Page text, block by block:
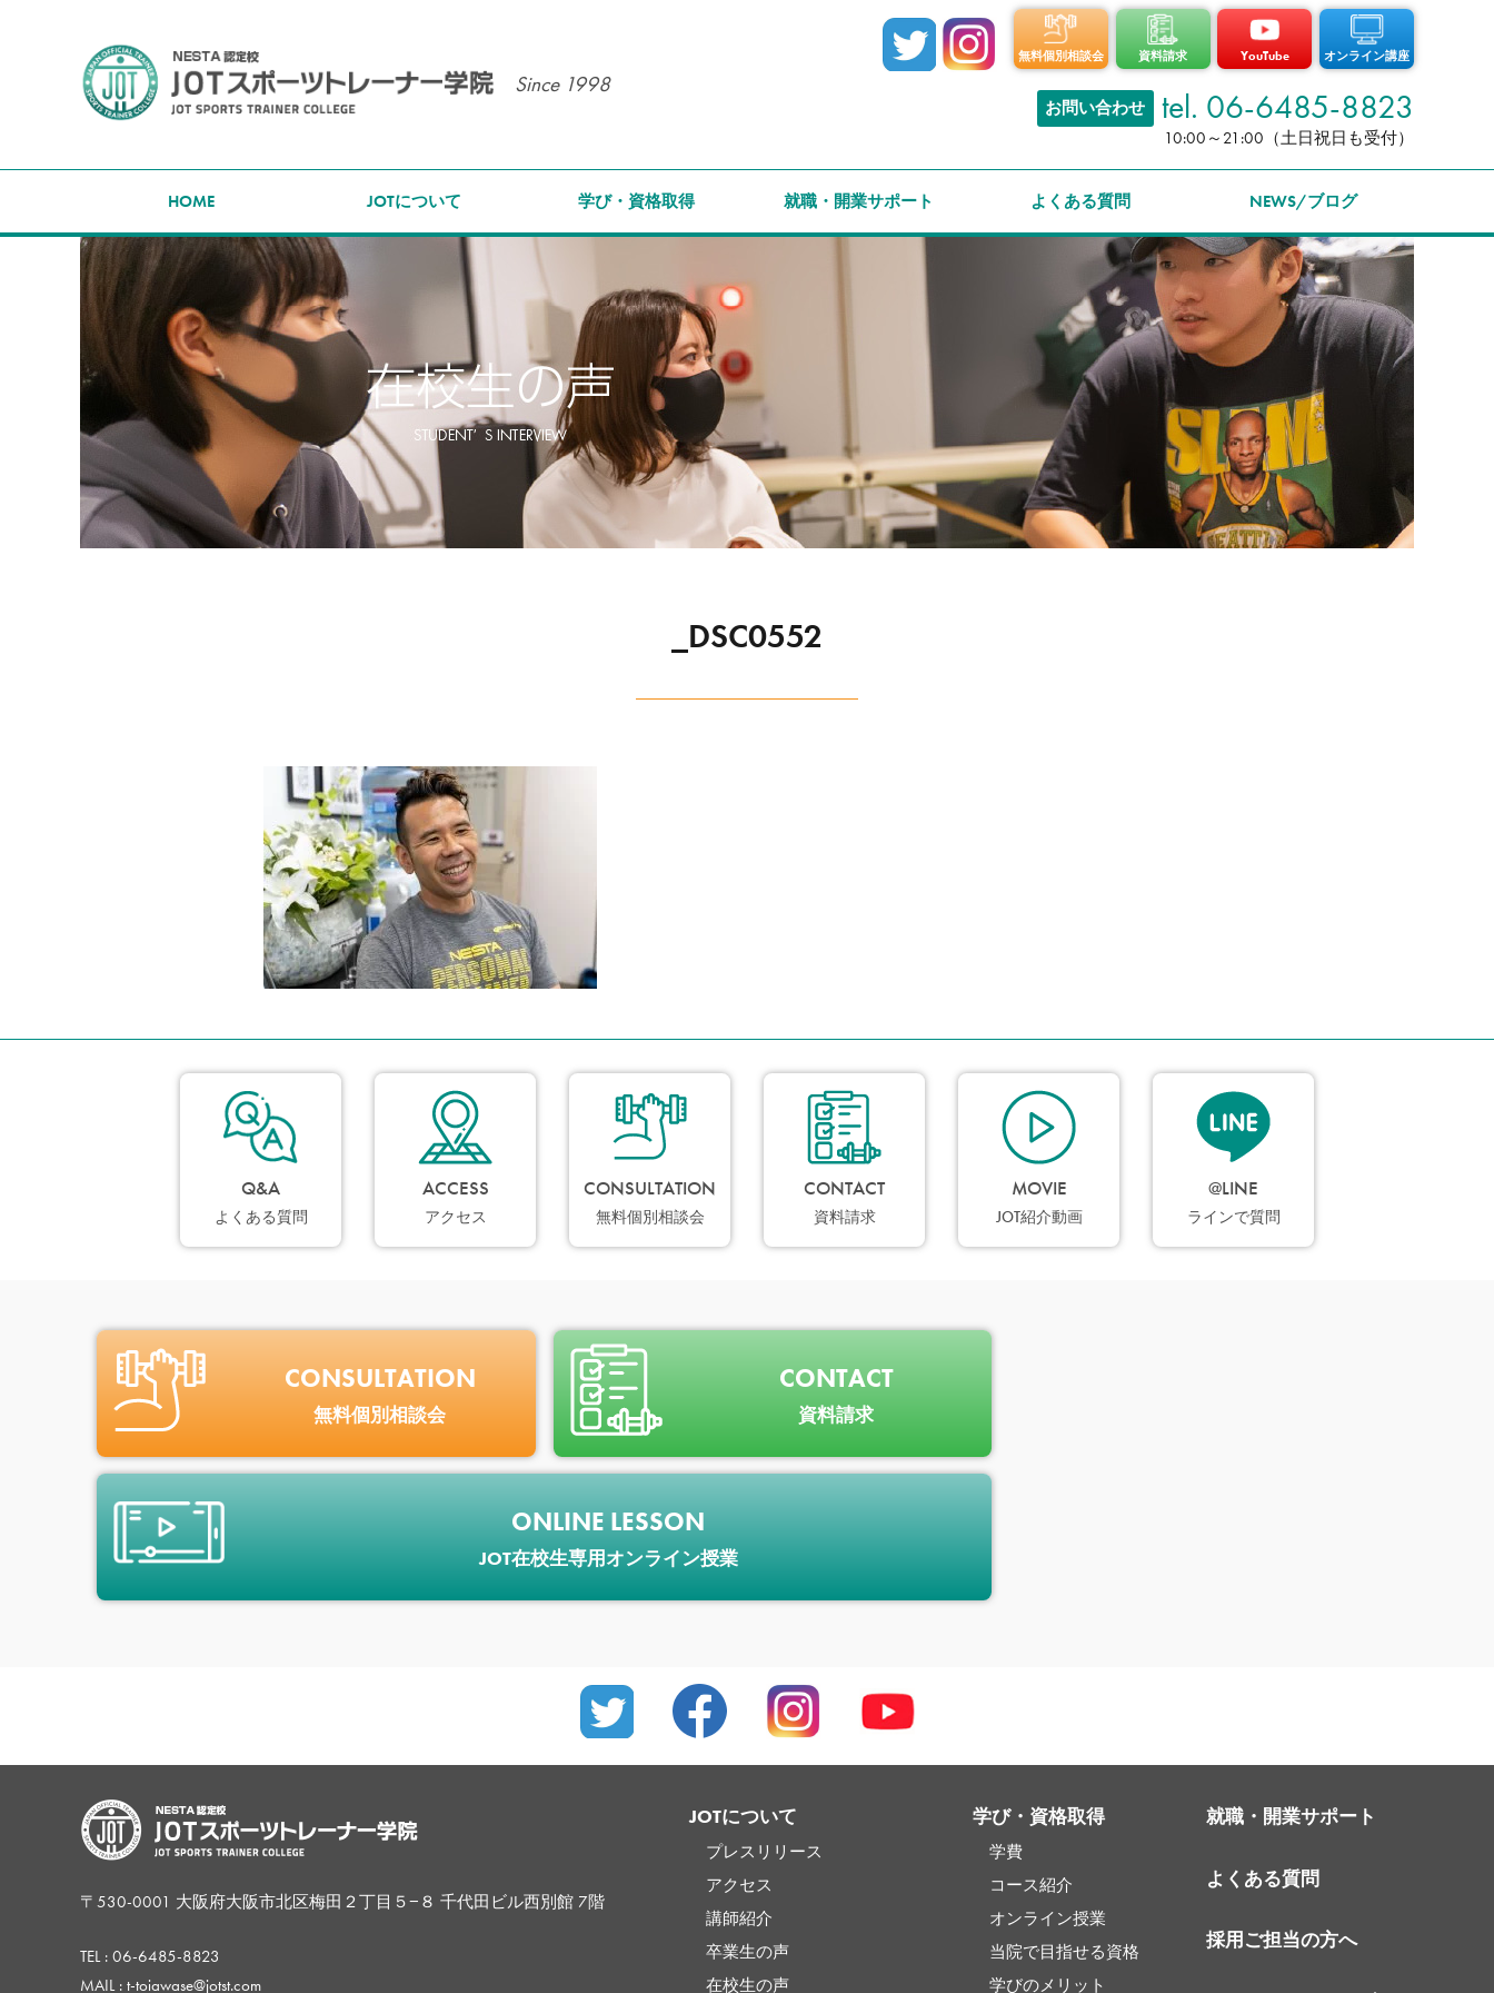
Since 1998
無料個別相談会 資料請求 YouTube オンライン講座
お問い合わせ tel. 06-6485-8823
10:00～21:00（土日祝日も受付）
HOME JOTについて 学び・資格取得 就職・開業サポート よくある質問 NEWS/ブログ
_DSC0552
Q&A
よくある質問
ACCESS
アクセス
CONSULTATION
無料個別相談会
CONTACT
資料請求
MOVIE
JOT紹介動画
@LINE
ラインで質問
CONSULTATION
無料個別相談会
CONTACT
資料請求
ONLINE LESSON
JOT在校生専用オンライン授業
〒530-0001 大阪府大阪市北区梅田２丁目５−８ 千代田ビル西別館 7階
TEL : 06-6485-8823
MAIL : t-toiawase@jotst.com
JOTについて
プレスリリース
アクセス
講師紹介
卒業生の声
在校生の声
学び・資格取得
学費
コース紹介
オンライン授業
当院で目指せる資格
学びのメリット
就職・開業サポート
よくある質問
採用ご担当の方へ